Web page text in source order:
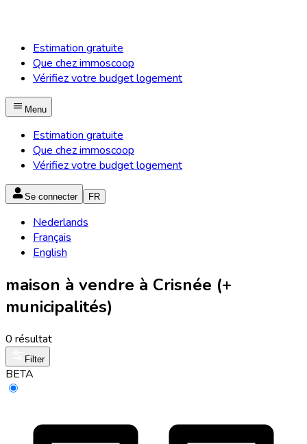
Estimation gratuite
Que chez immoscoop
Vérifiez votre budget logement
Menu
Estimation gratuite
Que chez immoscoop
Vérifiez votre budget logement
Se connecter FR
Nederlands
Français
English
maison à vendre à Crisnée (+
municipalités)
0 résultat
Filter
BETA